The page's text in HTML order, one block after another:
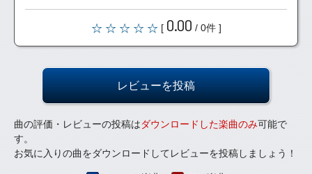
[ 0.00 / 0件 ]
レビューを投稿
曲の評価・レビューの投稿はダウンロードした楽曲のみ可能で
す。
お気に入りの曲をダウンロードしてレビューを投稿しましょう！